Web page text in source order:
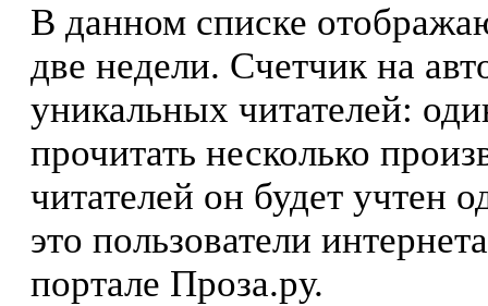
В данном списке
две недели. Счетчик на
уникальных читателей:
прочитать несколько
читателей он будет учтен
это пользователи
портале Проза.ру.